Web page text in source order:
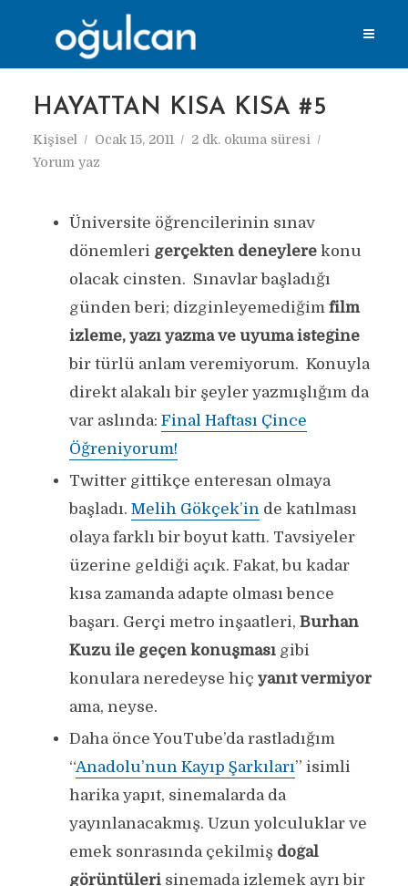
HAYATTAN KISA KISA #5
Kişisel Ocak 15, 2011
2 dk. okuma süresi
Yorum yaz
Üniversite öğrencilerinin sınav
dönemleri gerçekten deneylerekonu
olacak cinsten. Sınavlar başladığı
günden beri; dizginleyemediğim film
izleme, yazı yazma ve uyuma isteğine
bir türlü anlam veremiyorum. Konuyla
direkt alakalı bir şeyler yazmışlığım da
var aslında: Final Haftası Çince
Öğreniyorum!
Twitter gittikçe enteresan olmaya
başladı. Melih Gökçek’in de katılması
olaya farklı bir boyut kattı. Tavsiyeler
üzerine geldiği açık. Fakat, bu kadar
kısa zamanda adapte olması bence
başarı. Gerçi metro inşaatleri, Burhan
Kuzu ile geçen konuşmasıgibi
konulara neredeyse hiç yanıt vermiyor
ama, neyse.
Daha önce YouTube’da rastladığım
“Anadolu’nun Kayıp Şarkıları” isimli
harika yapıt, sinemalarda da
yayınlanacakmış. Uzun yolculuklar ve
emek sonrasında çekilmiş doğal
görüntülerisinemada izlemek ayrı bir